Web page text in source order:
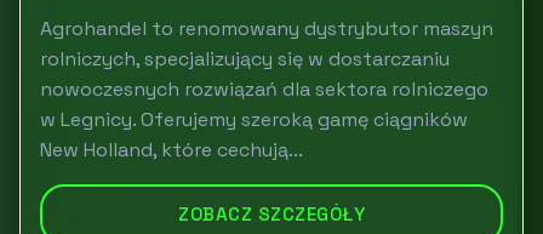
Agrohandel to renomowany dystrybutor maszyn
rolniczych, specjalizujący się w dostarczaniu
nowoczesnych rozwiązań dla sektora rolniczego
w Legnicy. Oferujemy szeroką gamę ciągników
New Holland, które cechują...
ZOBACZ SZCZEGÓŁY